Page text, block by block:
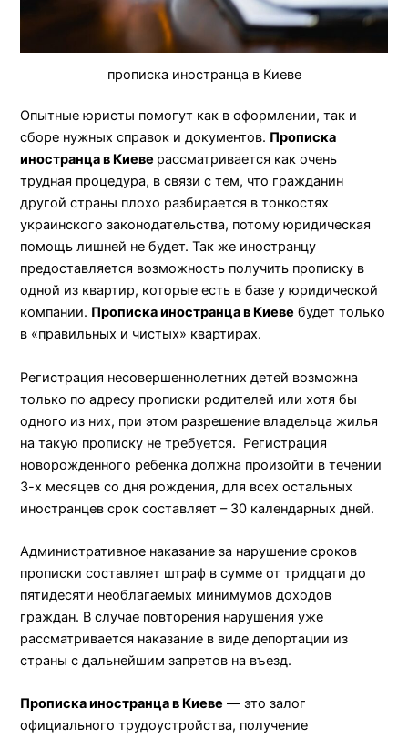
прописка иностранца в Киеве
Опытные юристы помогут как в оформлении, так и
сборе нужных справок и документов. Прописка
иностранца в Киеве рассматривается как очень
трудная процедура, в связи с тем, что гражданин
другой страны плохо разбирается в тонкостях
украинского законодательства, потому юридическая
помощь лишней не будет. Так же иностранцу
предоставляется возможность получить прописку в
одной из квартир, которые есть в базе у юридической
компании. Прописка иностранца в Киеве будет только
в «правильных и чистых» квартирах.
Регистрация несовершеннолетних детей возможна
только по адресу прописки родителей или хотя бы
одного из них, при этом разрешение владельца жилья
на такую прописку не требуется. Регистрация
новорожденного ребенка должна произойти в течении
3-х месяцев со дня рождения, для всех остальных
иностранцев срок составляет – 30 календарных дней.
Административное наказание за нарушение сроков
прописки составляет штраф в сумме от тридцати до
пятидесяти необлагаемых минимумов доходов
граждан. В случае повторения нарушения уже
рассматривается наказание в виде депортации из
страны с дальнейшим запретов на въезд.
Прописка иностранца в Киеве — это залог
официального трудоустройства, получение